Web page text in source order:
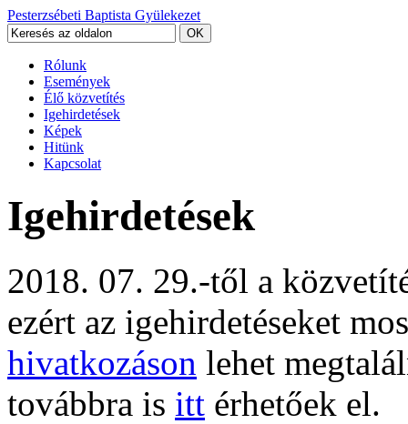
Pesterzsébeti Baptista Gyülekezet
Rólunk
Események
Élő közvetítés
Igehirdetések
Képek
Hitünk
Kapcsolat
Igehirdetések
2018. 07. 29.-től a
ezért az igehirdetéseket
hivatkozáson lehet
továbbra is itt érhetőek el.